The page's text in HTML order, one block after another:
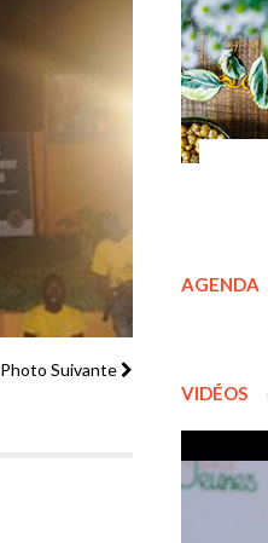
Photo Suivante
AGENDA
VIDÉOS